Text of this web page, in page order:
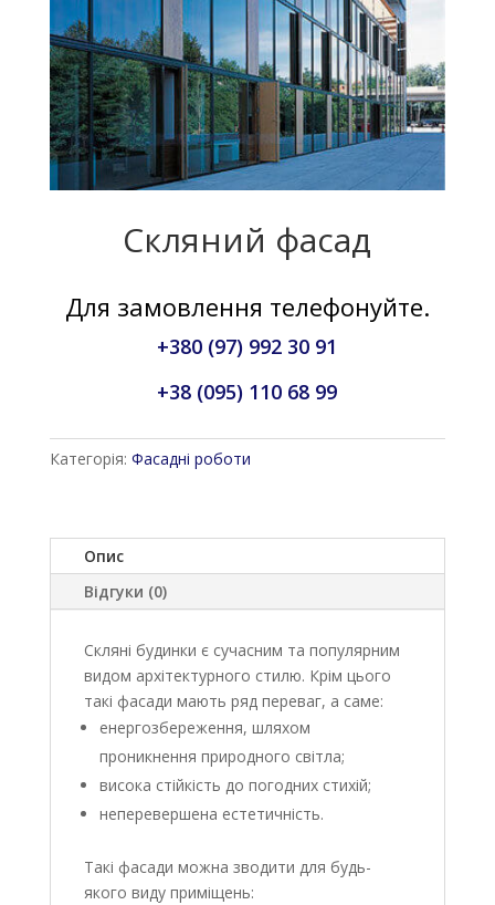
Скляний фасад
Для замовлення телефонуйте.
+380 (97) 992 30 91
+38 (095) 110 68 99
Категорія: Фасадні роботи
Опис
Відгуки (0)
Скляні будинки є сучасним та популярним
видом архітектурного стилю. Крім цього
такі фасади мають ряд переваг, а саме:
енергозбереження, шляхом
проникнення природного світла;
висока стійкість до погодних стихій;
неперевершена естетичність.
Такі фасади можна зводити для будь-
якого виду приміщень: